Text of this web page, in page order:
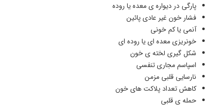
پارگی در دیواره ی معده یا روده
فشار خون غیر عادی پائین
آنمی یا کم خونی
خونریزی معده ای یا روده ای
شکل گیری لخته ی خون
اسپاسم مجاری تنفسی
نارسایی قلبی مزمن
کاهش تعداد پلاکت های خون
حمله ی قلبی